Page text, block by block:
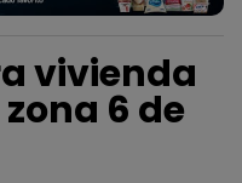
vivienda
6 de